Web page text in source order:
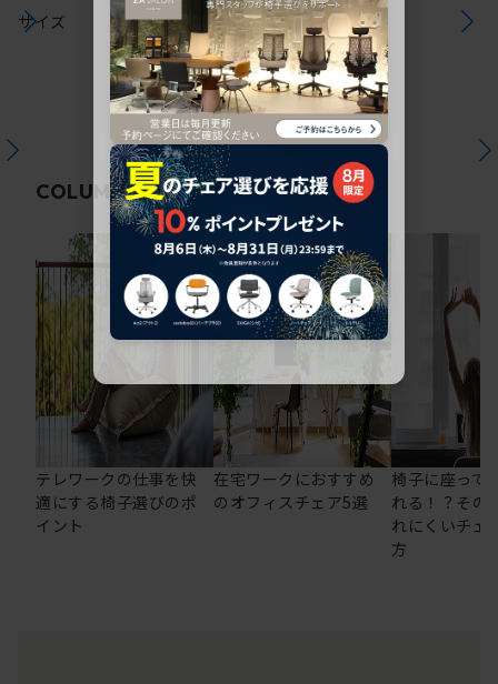
サイズ
COLUMN関連コラム
テレワークの仕事を快
適にする椅子選びのポ
イント
在宅ワークにおすすめ
のオフィスチェア5選
椅子に座って
れる！？その
れにくいチェ
方